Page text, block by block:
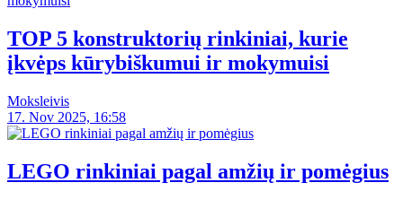
TOP 5 konstruktorių rinkiniai, kurie
įkvėps kūrybiškumui ir mokymuisi
Moksleivis
17. Nov 2025, 16:58
LEGO rinkiniai pagal amžių ir pomėgius